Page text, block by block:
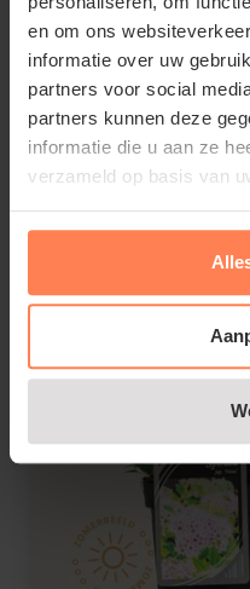
en om ons
informatie over uw
partners voor social
partners kunnen deze
informatie die u aan ze
verzameld op basis van
Deutzia scabra
onderhouden
Er is verder weinig
aanplanten. Alleen wat
dat al meerdere keren
voet van de
Gerelateerde